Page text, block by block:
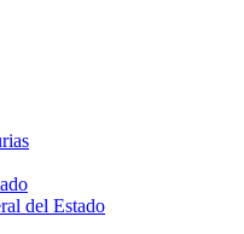
del Estado